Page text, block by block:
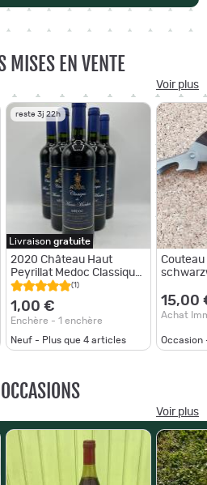
MISES EN VENTE
Voir plus
reste 3j 22h
Livraison gratuite
2020 Château Haut
Peyrillat Medoc Classique
de Marie Manhes - 1€ -
Sans Prix Réserve - 6
Bouteilles
(1)
1,00 €
Enchère - 1 enchère
Neuf - Plus que 4 articles
Couteau
15,00
Achat
Occasion
Voir plus